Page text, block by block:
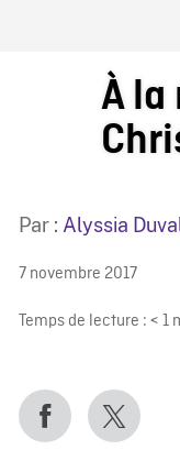
À la
Par : Alyssia
7 novembre 2017
Temps de lecture : < 1